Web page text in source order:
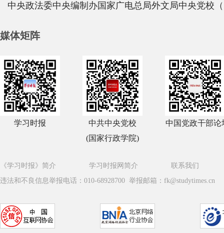
中央政法委中央编制办国家广电总局外文局中央党校
媒体矩阵
学习时报
中共中央党校
(国家行政学院)
中国党政干部论
《学习时报》简介 学习时报网简介
联系我们
违法和不良信息举报电话：010-68928700 举报邮箱：fk@studytimes.cn